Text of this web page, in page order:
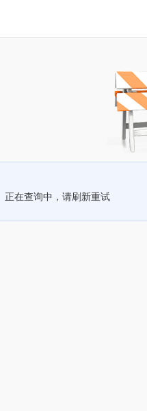
正在查询中，请刷新重试